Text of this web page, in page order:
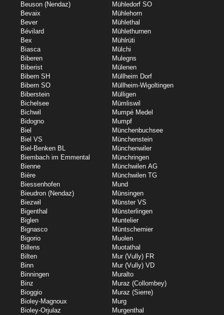
Beuson (Nendaz)
Bevaix
Bever
Bévilard
Bex
Biasca
Biberen
Biberist
Bibern SH
Bibern SO
Biberstein
Bichelsee
Bichwil
Bidogno
Biel
Biel VS
Biel-Benken BL
Biembach im Emmental
Bienne
Bière
Biessenhofen
Bieudron (Nendaz)
Biezwil
Bigenthal
Biglen
Bignasco
Bigorio
Billens
Bilten
Binn
Binningen
Binz
Bioggio
Bioley-Magnoux
Bioley-Orjulaz
Mühledorf SO
Mühlehorn
Mühlethal
Mühlethurnen
Mühlrüti
Mülchi
Mulegns
Mülenen
Müllheim Dorf
Müllheim-Wigoltingen
Mülligen
Mümliswil
Mumpé Medel
Mumpf
Münchenbuchsee
Münchenstein
Münchenwiler
Münchringen
Münchwilen AG
Münchwilen TG
Mund
Münsingen
Münster VS
Münsterlingen
Muntelier
Müntschemier
Muolen
Muotathal
Mur (Vully) FR
Mur (Vully) VD
Muralto
Muraz (Collombey)
Muraz (Sierre)
Murg
Murgenthal